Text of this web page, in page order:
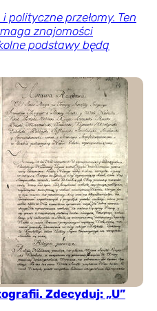
przełomy. Ten
znajomości
podstawy będą
Zdecyduj: „U”